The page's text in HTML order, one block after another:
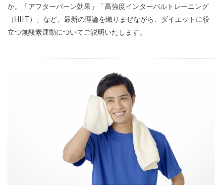
か。「アフターバーン効果」「高強度インターバルトレーニング
（HIIT）」など、最新の理論を織りまぜながら、ダイエットに役
立つ無酸素運動についてご説明いたします。